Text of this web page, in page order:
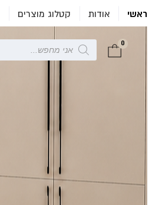
ראשי אודות קטלוג מוצרים
0
Products
search